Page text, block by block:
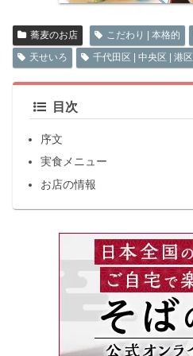
蕎麦のお店 こだわり | 本格的
天せいろ
千代田区 | 中央区 | 港区
目次
序文
実食メニュー
お店の情報